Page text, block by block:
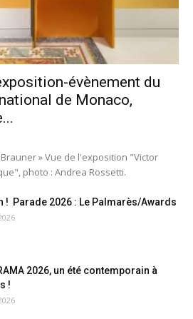
évènement du
de Monaco,
» Vue de l'exposition "Victor
photo : Andrea Rossetti.
! Parade 2026 : Le Palmarès/Awards
2026, un été contemporain à
!